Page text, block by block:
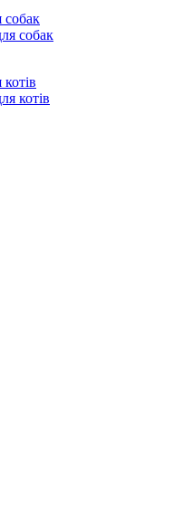
собак
котів